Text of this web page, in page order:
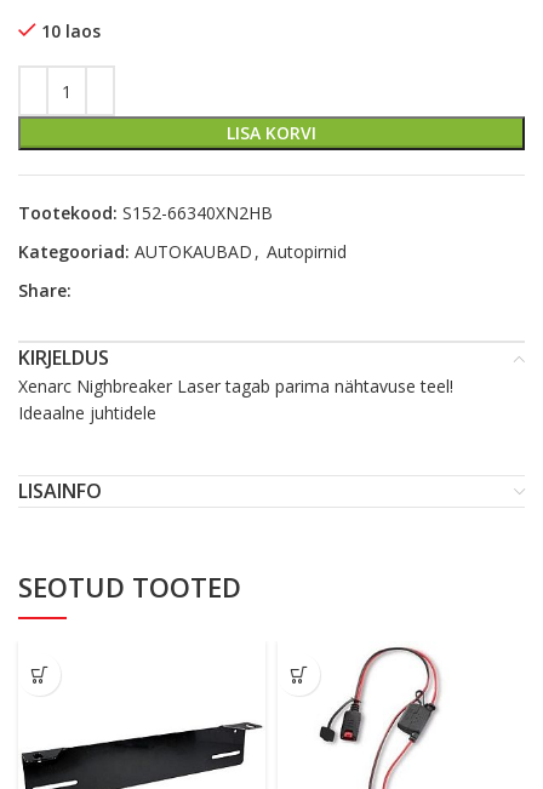
10 laos
LISA KORVI
Tootekood: S152-66340XN2HB
Kategooriad: AUTOKAUBAD , Autopirnid
Share:
KIRJELDUS
Xenarc Nighbreaker Laser tagab parima nähtavuse teel!
Ideaalne juhtidele
LISAINFO
SEOTUD TOOTED